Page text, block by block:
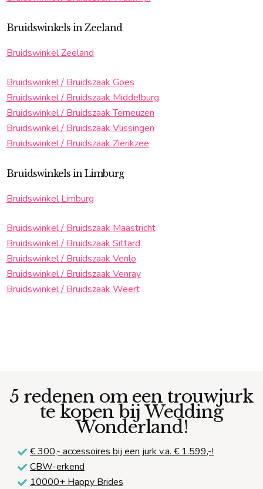
Bruidswinkels in Zeeland
Bruidswinkel Zeeland
Bruidswinkel / Bruidszaak Goes
Bruidswinkel / Bruidszaak Middelburg
Bruidswinkel / Bruidszaak Terneuzen
Bruidswinkel / Bruidszaak Vlissingen
Bruidswinkel / Bruidszaak Zierikzee
Bruidswinkels in Limburg
Bruidswinkel Limburg
Bruidswinkel / Bruidszaak Maastricht
Bruidswinkel / Bruidszaak Sittard
Bruidswinkel / Bruidszaak Venlo
Bruidswinkel / Bruidszaak Venray
Bruidswinkel / Bruidszaak Weert
5 redenen om een trouwjurk
te kopen bij Wedding
Wonderland!
€ 300,- accessoires bij een jurk v.a. € 1.599,-!
CBW-erkend
10000+ Happy Brides